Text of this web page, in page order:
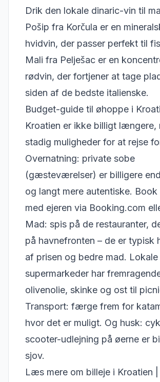
Drik den lokale dinaric-vin til
Pošip fra Korčula er en
hvidvin, der passer perfekt til
Mali fra Pelješac er en
rødvin, der fortjener at tage
siden af de bedste italienske.
Budget-guide til øhoppe i
Kroatien er ikke billigt længere,
stadig muligheder for at rejse
Overnatning: private sobe
(gæsteværelser) er billigere
og langt mere autentiske.
med ejeren via Booking.com
Mad: spis på de restauranter,
på havnefronten – de er typisk
af prisen og bedre mad. Lokale
supermarkeder har
olivenolie, skinke og ost til
Transport: færge frem for
hvor det er muligt. Og husk:
scooter-udlejning på øerne er
sjov.
Læs mere om billeje i Kroatien